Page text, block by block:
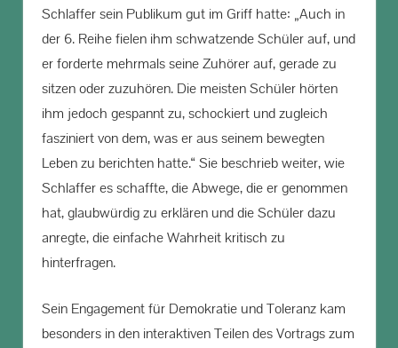
Schlaffer sein Publikum gut im Griff hatte: „Auch in
der 6. Reihe fielen ihm schwatzende Schüler auf, und
er forderte mehrmals seine Zuhörer auf, gerade zu
sitzen oder zuzuhören. Die meisten Schüler hörten
ihm jedoch gespannt zu, schockiert und zugleich
fasziniert von dem, was er aus seinem bewegten
Leben zu berichten hatte.“ Sie beschrieb weiter, wie
Schlaffer es schaffte, die Abwege, die er genommen
hat, glaubwürdig zu erklären und die Schüler dazu
anregte, die einfache Wahrheit kritisch zu
hinterfragen.
Sein Engagement für Demokratie und Toleranz kam
besonders in den interaktiven Teilen des Vortrags zum